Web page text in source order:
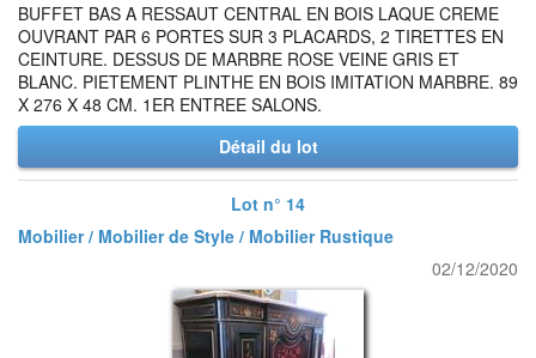
BUFFET BAS A RESSAUT CENTRAL EN BOIS LAQUE CREME
OUVRANT PAR 6 PORTES SUR 3 PLACARDS, 2 TIRETTES EN
CEINTURE. DESSUS DE MARBRE ROSE VEINE GRIS ET
BLANC. PIETEMENT PLINTHE EN BOIS IMITATION MARBRE. 89
X 276 X 48 CM. 1ER ENTREE SALONS.
Détail du lot
Lot n° 14
Mobilier / Mobilier de Style / Mobilier Rustique
02/12/2020